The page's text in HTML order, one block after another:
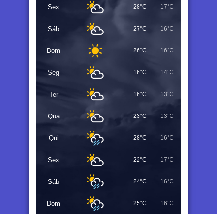
Sex 28°C 17°C
Sáb 27°C 16°C
Dom 26°C 16°C
Seg 16°C 14°C
Ter 16°C 13°C
Qua 23°C 13°C
Qui 28°C 16°C
Sex 22°C 17°C
Sáb 24°C 16°C
Dom 25°C 16°C